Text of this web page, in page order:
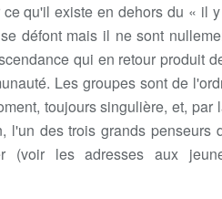
qu'il existe en dehors du « il
défont mais il ne sont
qui en retour produit
Les groupes sont de
toujours singulière, et, par
l'un des trois grands penseurs
(voir les adresses aux